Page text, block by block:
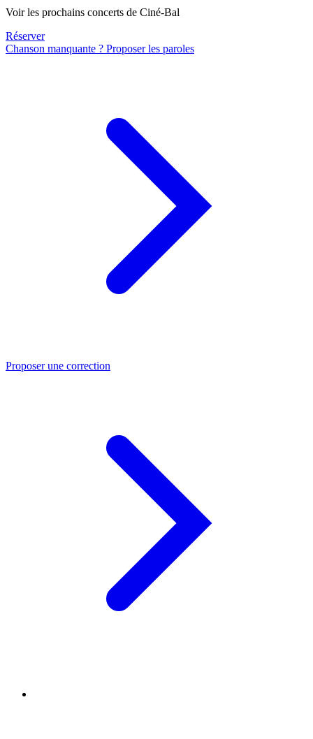
Voir les prochains concerts de Ciné-Bal
Réserver
Chanson manquante ? Proposer les paroles
Proposer une correction